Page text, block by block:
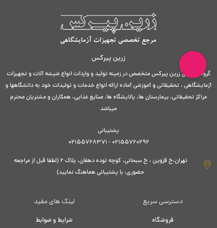
زرین پیرکس
گروه تولیدی زرین پیرکس متخصص در زمینه تولید و واردات انواع شیشه آلات و تجهیزات
آزمایشگاهی ، تحقیقاتی و آموزشی آماده ارائه انواع خدمات و تولیدات خود به دانشگاهها و
مراکز تحقیقاتی، بیمارستان ها، پالایشگاه ها، صنایع غذایی، همکاران و مشتریان محترم
میباشد
پشتیبانی
02155760292 - 02155768371
تهران،خ قزوین ، خ سبحانی، کوچه توده دهقان، پلاک ۲ (لطفا قبل از مراجعه
حضوری، با پشتیبانی هماهنگ نمایید)
دسترسی سریع
فروشگاه
لینک های مفید
شرایط و ضوابط